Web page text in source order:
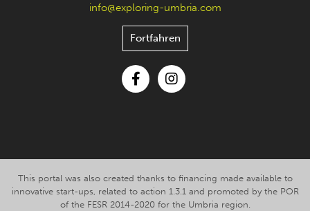
info@exploring-umbria.com
Fortfahren
This portal was also created thanks to financing made available to
innovative start-ups, related to action 1.3.1 and promoted by the POR
of the FESR 2014-2020 for the Umbria region.